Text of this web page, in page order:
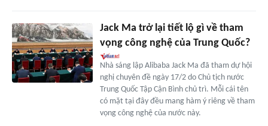
Jack Ma trở lại tiết lộ gì về tham
vọng công nghệ của Trung Quốc?
Nhà sáng lập Alibaba Jack Ma đã tham dự hội
nghị chuyên đề ngày 17/2 do Chủ tịch nước
Trung Quốc Tập Cận Bình chủ trì. Mỗi cái tên
có mặt tại đây đều mang hàm ý riêng về tham
vọng công nghệ của nước này.